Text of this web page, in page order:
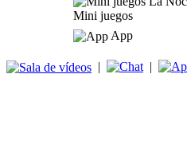
Mini juegos
App
| |